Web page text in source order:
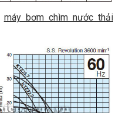
máy bơm chìm nước thải